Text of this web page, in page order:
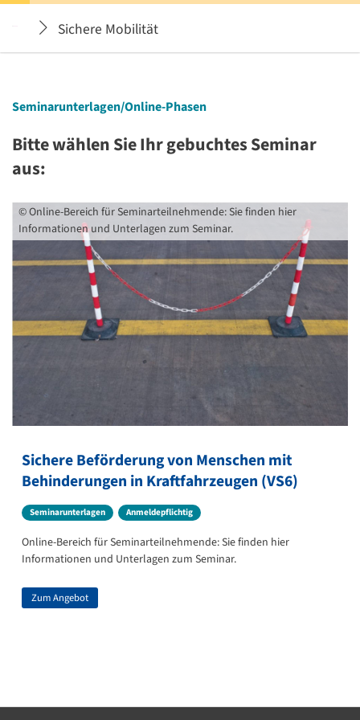
Sichere Mobilität
Seminarunterlagen/Online-Phasen
Bitte wählen Sie Ihr gebuchtes Seminar
aus:
©Online-Bereich für Seminarteilnehmende: Sie finden hier
Informationen und Unterlagen zum Seminar.
Sichere Beförderung von Menschen mit
Behinderungen in Kraftfahrzeugen (VS6)
Seminarunterlagen Anmeldepflichtig
Online-Bereich für Seminarteilnehmende: Sie finden hier
Informationen und Unterlagen zum Seminar.
Zum Angebot